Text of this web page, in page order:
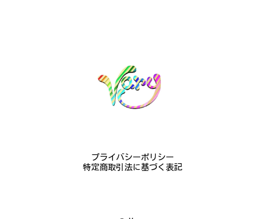
プライバシーポリシー
特定商取引法に基づく表記